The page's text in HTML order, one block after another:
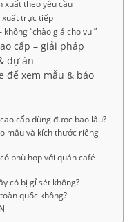
xuất theo yêu cầu
xuất trực tiếp
“chào giá cho vui”
cấp – giải pháp
dự án
để xem mẫu & báo
cấp dùng được bao lâu?
mẫu và kích thước riêng
phù hợp với quán café
có bị gỉ sét không?
quốc không?